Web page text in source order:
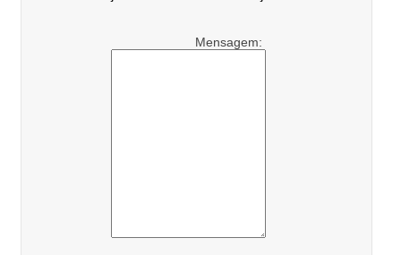
Mensagem: